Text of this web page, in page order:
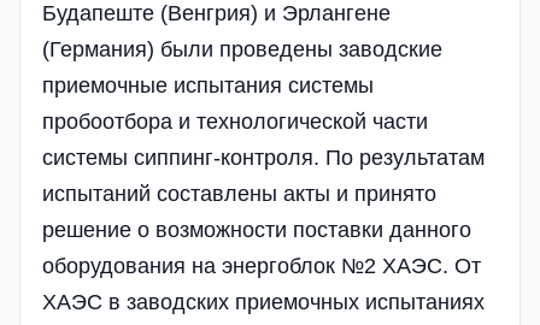
Будапеште (Венгрия) и Эрлангене
(Германия) были проведены заводские
приемочные испытания системы
пробоотбора и технологической части
системы сиппинг-контроля. По результатам
испытаний составлены акты и принято
решение о возможности поставки данного
оборудования на энергоблок №2 ХАЭС. От
ХАЭС в заводских приемочных испытаниях